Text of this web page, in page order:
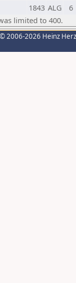
1843 ALG
6
limited to 400.
© 2006-2026 Heinz